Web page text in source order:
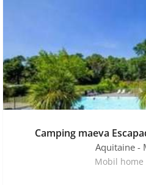
Camping maeva
Aquitaine -
Mobil home